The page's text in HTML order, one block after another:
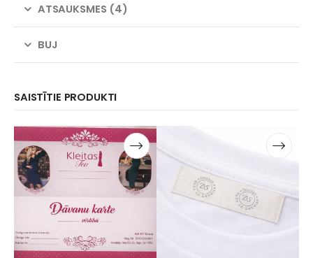
ATSAUKSMES (4)
BUJ
SAISTĪTIE PRODUKTI